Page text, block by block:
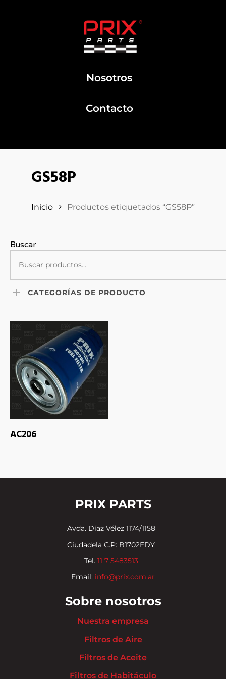
Nosotros
Contacto
GS58P
Inicio Productos etiquetados “GS58P”
Buscar
CATEGORÍAS DE PRODUCTO
AC206
PRIX PARTS
Avda. Díaz Vélez 1174/1158
Ciudadela C.P: B1702EDY
Tel. 11 7 5483513
Email: info@prix.com.ar
Sobre nosotros
Nuestra empresa
Filtros de Aire
Filtros de Aceite
Filtros de Habitáculo